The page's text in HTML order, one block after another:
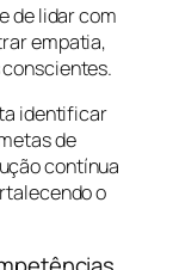
de lidar com
empatia,
identificar
de
contínua
o